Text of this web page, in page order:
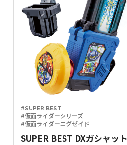
#SUPER BEST
#仮面ライダーシリーズ
#仮面ライダーエグゼイド
SUPER BEST DXガシャット